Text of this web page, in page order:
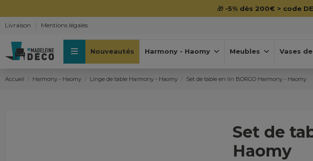
🎁 -5% dès 200€ > code
Livraison Mentions légales
Nouveautés Harmony - Haomy Meubles Vases
Accueil Harmony - Haomy Linge de table Harmony - Haomy Set de table en lin BORGO Harmony - Haomy
Set de
Haomy